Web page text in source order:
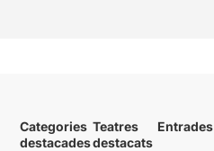
Categories
destacades
Teatres
destacats
Entrades